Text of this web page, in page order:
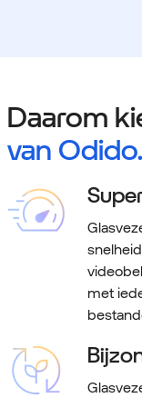
Daarom
van Odido.
met